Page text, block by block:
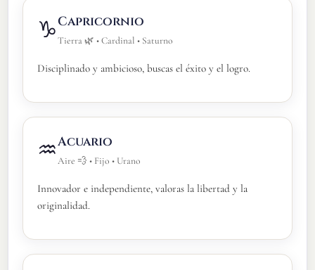
♑Capricornio
Tierra 🌿 • Cardinal • Saturno
Disciplinado y ambicioso, buscas el éxito y el logro.
♒Acuario
Aire 💨 • Fijo • Urano
Innovador e independiente, valoras la libertad y la
originalidad.